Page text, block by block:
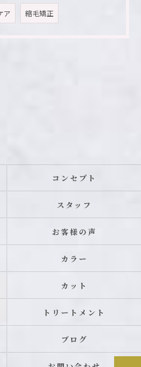
ア 縮毛矯正
コンセプト
スタッフ
お客様の声
カラー
カット
トリートメント
ブログ